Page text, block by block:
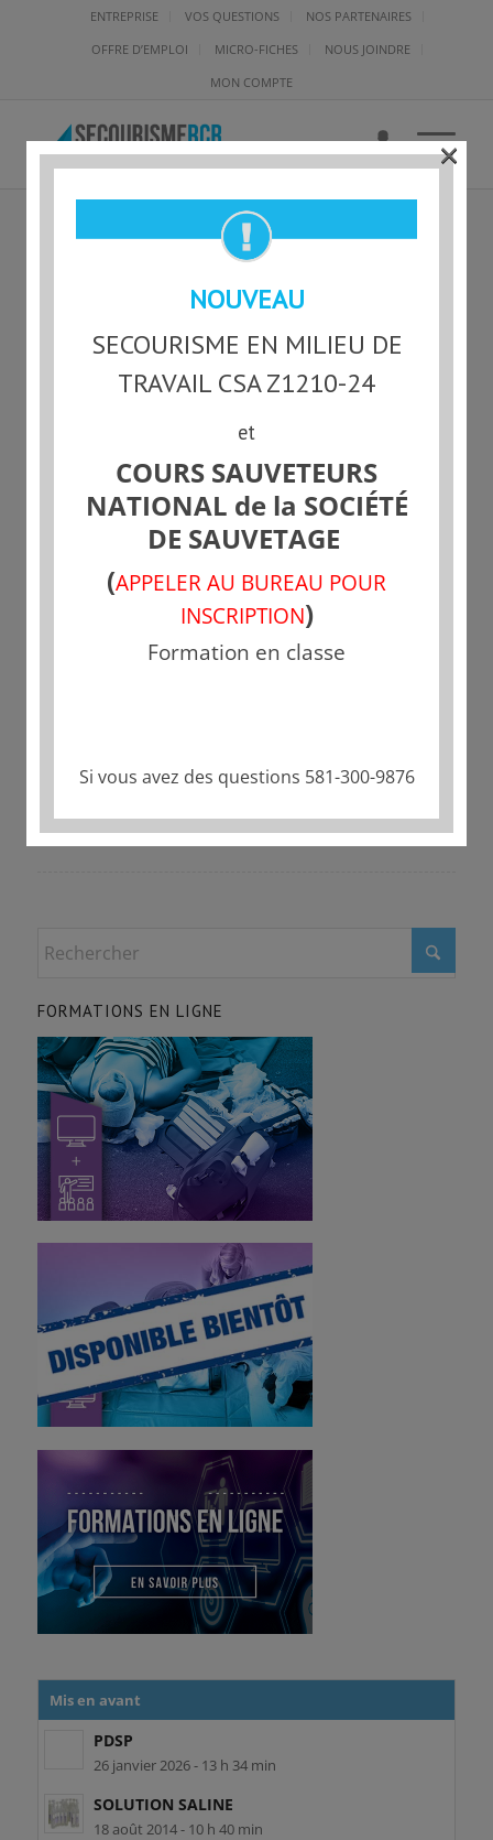
ENTREPRISE VOS QUESTIONS
NOS PARTENAIRES
OFFRE D’EMPLOI
MICRO-FICHES
NOUS JOINDRE
MON COMPTE
ENP1
Partager cette publication
FORMATIONS EN LIGNE
Mis en avant
PDSP
26 janvier 2026 - 13 h 34 min
SOLUTION SALINE
18 août 2014 - 10 h 40 min
NOUVEAU
SECOURISME EN MILIEU DE
TRAVAIL CSA Z1210-24
et
COURS SAUVETEURS
NATIONAL de la SOCIÉTÉ
DE SAUVETAGE
(APPELER AU BUREAU POUR
INSCRIPTION)
Formation en classe
Si vous avez des questions 581-300-9876
×